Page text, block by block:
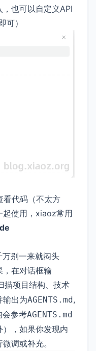
也可以自定义API
可）
看代码（不太方
起使用，xiaoz常用
别一来就闷头
在对话框输
描项目结构、技术
输出为AGENTS.md,
会参考AGENTS.md
，如果你发现内
调或补充。